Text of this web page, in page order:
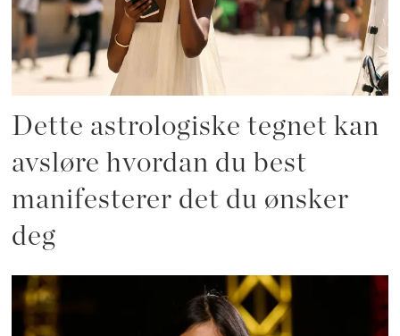
Dette astrologiske tegnet kan
avsløre hvordan du best
manifesterer det du ønsker
deg